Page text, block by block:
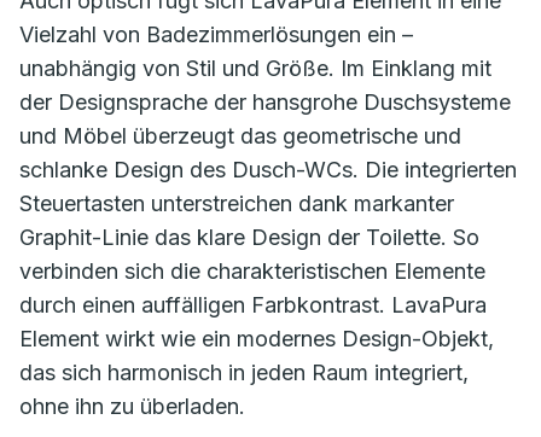
Vielzahl von Badezimmerlösungen ein –
unabhängig von Stil und Größe. Im Einklang mit
der Designsprache der hansgrohe Duschsysteme
und Möbel überzeugt das geometrische und
schlanke Design des Dusch-WCs. Die integrierten
Steuertasten unterstreichen dank markanter
Graphit-Linie das klare Design der Toilette. So
verbinden sich die charakteristischen Elemente
durch einen auffälligen Farbkontrast. LavaPura
Element wirkt wie ein modernes Design-Objekt,
das sich harmonisch in jeden Raum integriert,
ohne ihn zu überladen.